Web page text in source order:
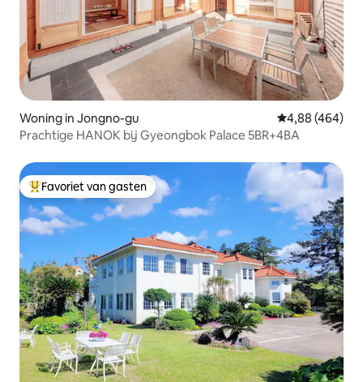
Woning in Jongno-gu Gemiddelde
4,88 (464)
Prachtige HANOK bij Gyeongbok Palace 5BR+4BA
Topfavoriet van gasten
Favoriet van gasten